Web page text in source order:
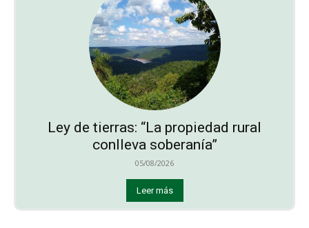
Ley de tierras: “La propiedad rural
conlleva soberanía”
05/08/2026
Leer más